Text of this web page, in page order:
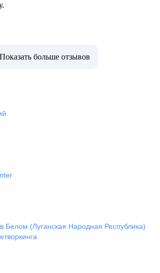
Показать больше отзывов
Белом (Луганская Народная Республика)